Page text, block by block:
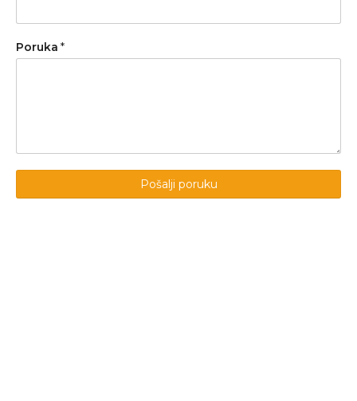
Poruka *
Pošalji poruku